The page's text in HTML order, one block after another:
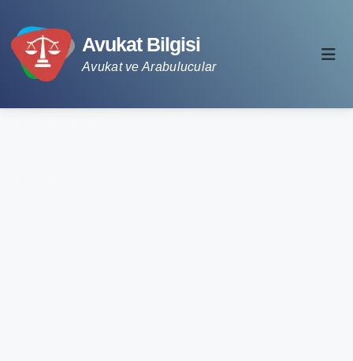
Avukat Bilgisi
Avukat ve Arabulucular